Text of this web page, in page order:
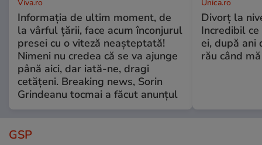
Viva.ro
Informația de ultim moment, de
la vârful țării, face acum înconjurul
presei cu o viteză neașteptată!
Nimeni nu credea că se va ajunge
până aici, dar iată-ne, dragi
cetățeni. Breaking news, Sorin
Grindeanu tocmai a făcut anunțul
Unica.ro
Divorț la
Incredibil
ei, după ani
rău când
GSP